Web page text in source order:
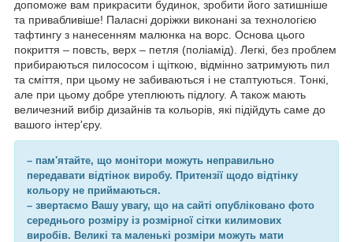
допоможе вам прикрасити будинок, зробити його затишніше
та привабливіше! Паласні доріжки виконані за технологією
тафтингу з нанесенням малюнка на ворс. Основа цього
покриття – повсть, верх – петля (поліамід). Легкі, без проблем
прибираються пилососом і щіткою, відмінно затримують пил
та сміття, при цьому не забиваються і не стаптуються. Тонкі,
але при цьому добре утеплюють підлогу. А також мають
величезний вибір дизайнів та кольорів, які підійдуть саме до
вашого інтер'єру.
– пам'ятайте, що монітори можуть неправильно
передавати відтінок виробу. Притензії щодо відтінку
кольору не приймаються.
– звертаємо Вашу увагу, що на сайті опубліковано фото
середнього розміру із розмірної сітки килимових
виробів. Великі та маленькі розміри можуть мати